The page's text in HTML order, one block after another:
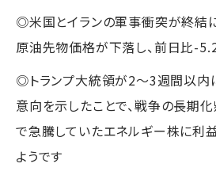
◎米国とイランの軍事衝突が終結
原油先物価格が下落し、前日比-
◎トランプ大統領が2〜3週間以内
意向を示したことで、戦争の長期
で急騰していたエネルギー株に利
ようです